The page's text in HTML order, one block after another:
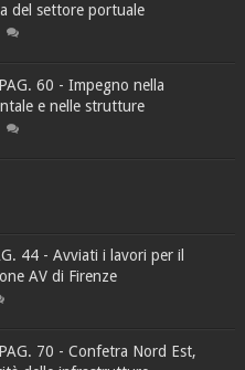
del settore portuale
60 - Impegno nella
e nelle strutture
44 - Avviati i lavori per il
AV di Firenze
70 - Confetra Nord Est,